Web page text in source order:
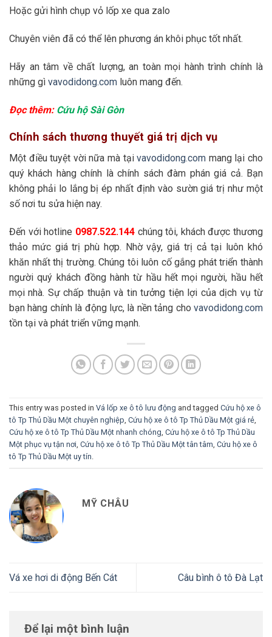
Hoặc gửi hình chụp vỏ lốp xe qua zalo
Chuyên viên đã có thể lên phương án khôi phục tốt nhất.
Hãy an tâm về chất lượng, an toàn mọi hành trình chính là
những gì vavodidong.com luôn mang đến.
Đọc thêm: Cứu hộ Sài Gòn
Chính sách thương thuyết giá trị dịch vụ
Một điều tuyệt vời nữa mà tạivavodidong.com mang lại cho
quý khách hàng chính là chính sách đàm phán giá cả. Bạn
không phải lo lắng bị ép nhất định vào sườn giá trị như một
số nơi tu sửa hiện nay.
Đến với hotline 0987.522.144 chúng tôi, khách được thương
thảo mức giá trị phù hợp. Nhờ vậy, giá trị cả tại luôn khó
khăn nhất thị trường. Chúng tôi luôn cố gắng phát triển thành
người quý khách đồng hành từ hầu hết mọi người, hầu hết
mọi nhà. Sự chấp thuận và tin tưởng tiện lợi của dịch vụ từ
bạn hàng chính là động lực, là nền tảng cho vavodidong.com
tồn tại và phát triển vững mạnh.
This entry was posted in Vá lốp xe ô tô lưu động and tagged Cứu hộ xe ô
tô Tp Thủ Dầu Một chuyên nghiệp, Cứu hộ xe ô tô Tp Thủ Dầu Một giá rẻ,
Cứu hộ xe ô tô Tp Thủ Dầu Một nhanh chóng, Cứu hộ xe ô tô Tp Thủ Dầu
Một phục vụ tận nơi, Cứu hộ xe ô tô Tp Thủ Dầu Một tân tâm, Cứu hộ xe ô
tô Tp Thủ Dầu Một uy tín.
MỸ CHÂU
Vá xe hơi di động Bến Cát Câu bình ô tô Đà Lạt
Để lại một bình luận